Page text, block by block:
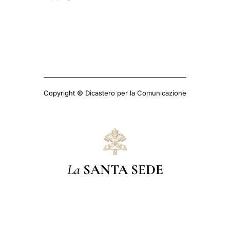
Copyright © Dicastero per la Comunicazione
La SANTA SEDE